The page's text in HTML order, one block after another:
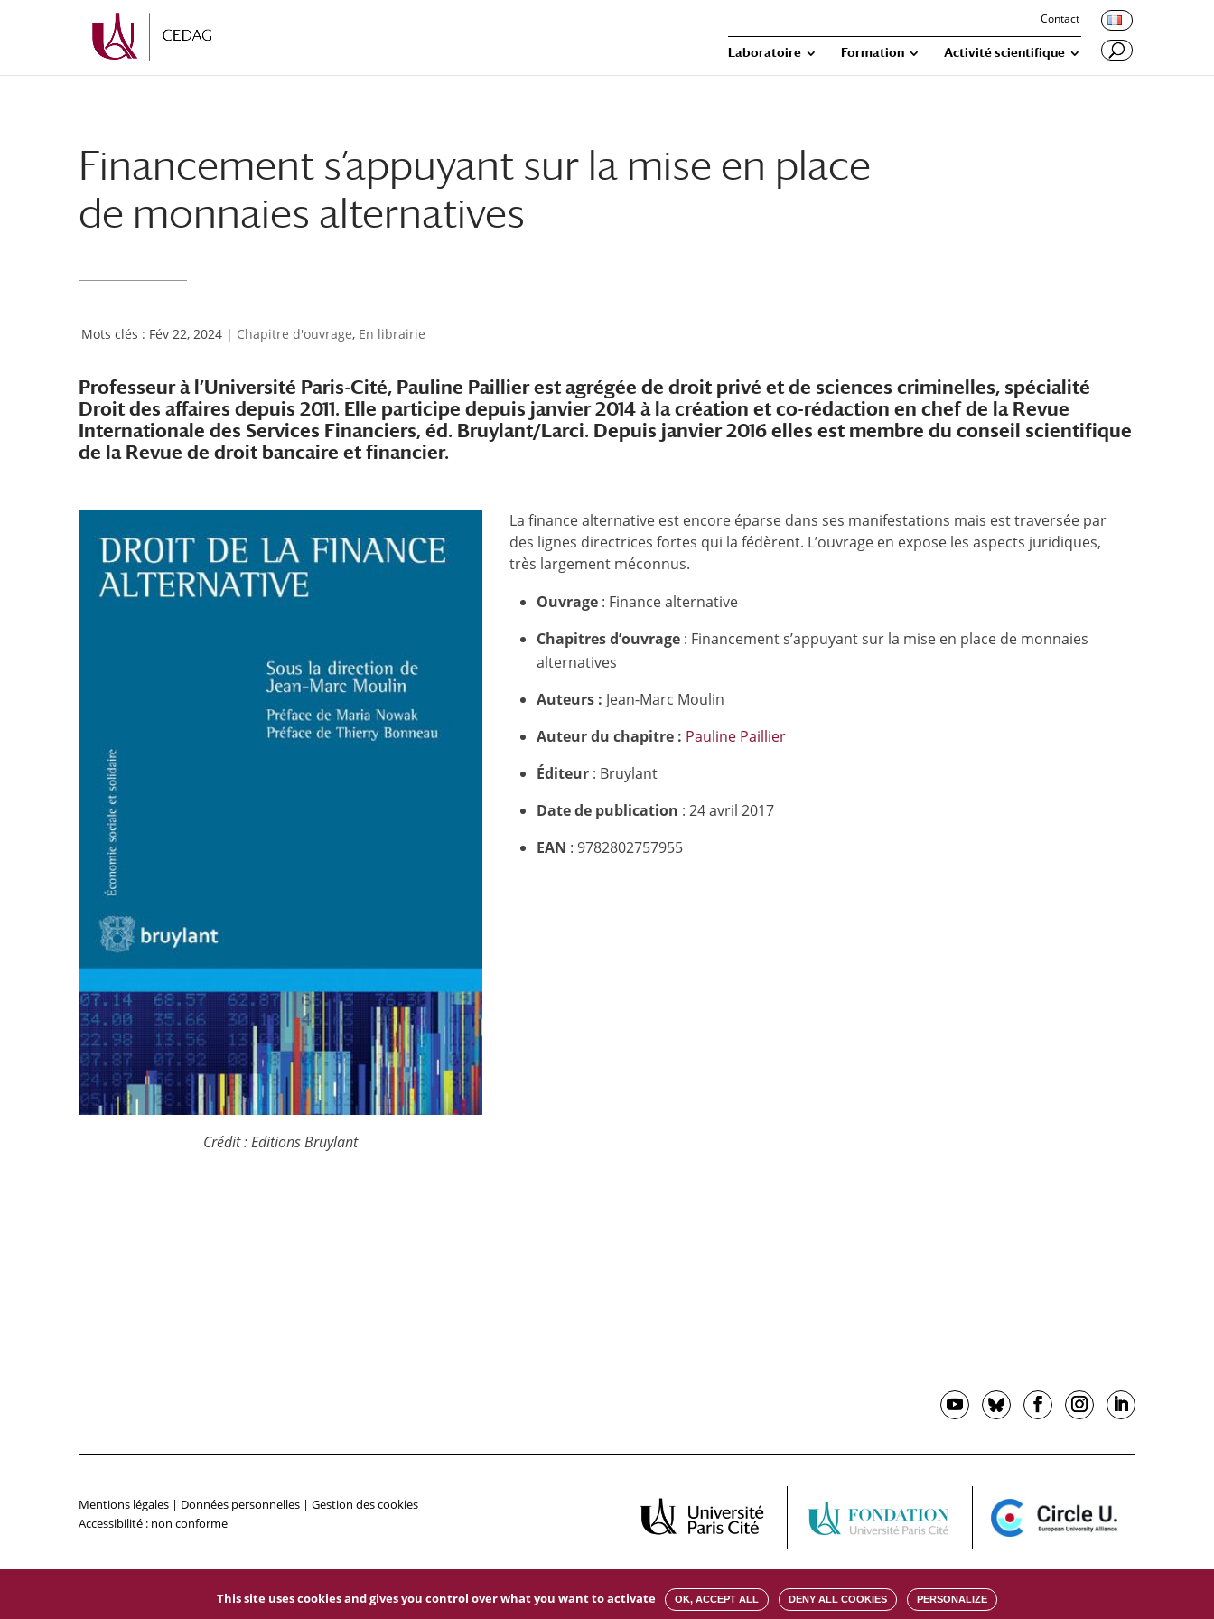
principal
navigation
Contact
Laboratoire Formation Activité scientifique
Financement s’appuyant sur la mise en place
de monnaies alternatives
Fév 22, 2024 | Chapitre d'ouvrage, En librairie
Professeur à l’Université Paris-Cité, Pauline Paillier est agrégée de droit privé et de sciences criminelles, spécialité
Droit des affaires depuis 2011. Elle participe depuis janvier 2014 à la création et co-rédaction en chef de la Revue
Internationale des Services Financiers, éd. Bruylant/Larci. Depuis janvier 2016 elles est membre du conseil scientifique
de la Revue de droit bancaire et financier.
Crédit : Editions Bruylant
La finance alternative est encore éparse dans ses manifestations mais est traversée par
des lignes directrices fortes qui la fédèrent. L’ouvrage en expose les aspects juridiques,
très largement méconnus.
Ouvrage: Finance alternative
Chapitres d’ouvrage: Financement s’appuyant sur la mise en place de monnaies
alternatives
Auteurs : Jean-Marc Moulin
Auteur du chapitre : Pauline Paillier
Éditeur: Bruylant
Date de publication : 24 avril 2017
EAN : 9782802757955
Mentions légales | Données personnelles | Gestion des cookies
Accessibilité : non conforme
This site uses cookies and gives you control over what you want to activate OK, ACCEPT ALL DENY ALL COOKIES PERSONALIZE